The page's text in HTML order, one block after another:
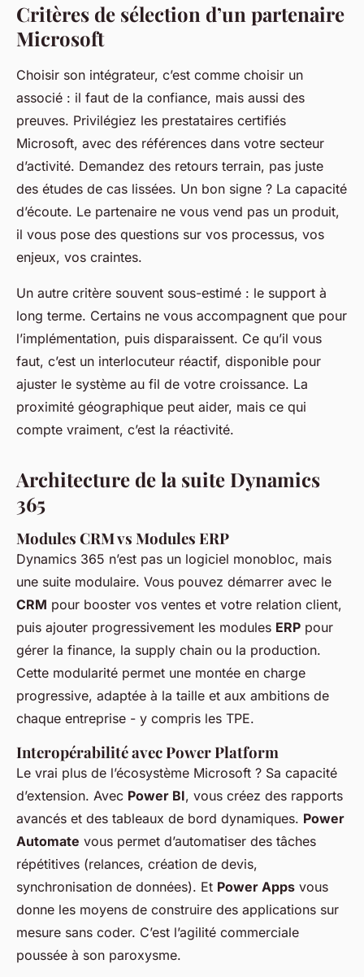
Critères de sélection d’un partenaire
Microsoft
Choisir son intégrateur, c’est comme choisir un
associé : il faut de la confiance, mais aussi des
preuves. Privilégiez les prestataires certifiés
Microsoft, avec des références dans votre secteur
d’activité. Demandez des retours terrain, pas juste
des études de cas lissées. Un bon signe ? La capacité
d’écoute. Le partenaire ne vous vend pas un produit,
il vous pose des questions sur vos processus, vos
enjeux, vos craintes.
Un autre critère souvent sous-estimé : le support à
long terme. Certains ne vous accompagnent que pour
l’implémentation, puis disparaissent. Ce qu’il vous
faut, c’est un interlocuteur réactif, disponible pour
ajuster le système au fil de votre croissance. La
proximité géographique peut aider, mais ce qui
compte vraiment, c’est la réactivité.
Architecture de la suite Dynamics
365
Modules CRM vs Modules ERP
Dynamics 365 n’est pas un logiciel monobloc, mais
une suite modulaire. Vous pouvez démarrer avec le
CRM pour booster vos ventes et votre relation client,
puis ajouter progressivement les modules ERP pour
gérer la finance, la supply chain ou la production.
Cette modularité permet une montée en charge
progressive, adaptée à la taille et aux ambitions de
chaque entreprise - y compris les TPE.
Interopérabilité avec Power Platform
Le vrai plus de l’écosystème Microsoft ? Sa capacité
d’extension. Avec Power BI, vous créez des rapports
avancés et des tableaux de bord dynamiques. Power
Automate vous permet d’automatiser des tâches
répétitives (relances, création de devis,
synchronisation de données). Et Power Apps vous
donne les moyens de construire des applications sur
mesure sans coder. C’est l’agilité commerciale
poussée à son paroxysme.